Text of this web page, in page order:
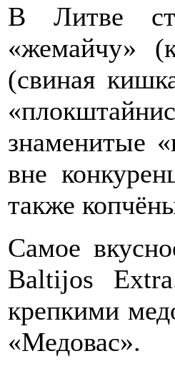
В Литве
«жемайчу»
(свиная
знаменитые
вне
также
Самое
Baltijos
крепкими
«Медовас».